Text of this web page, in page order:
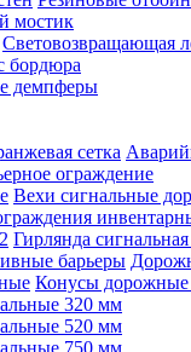
мостик
Световозвращающая
бордюра
демпферы
ограждение
Вехи сигнальные
Гирлянда
Конусы дорожные
320 мм
520 мм
750 мм